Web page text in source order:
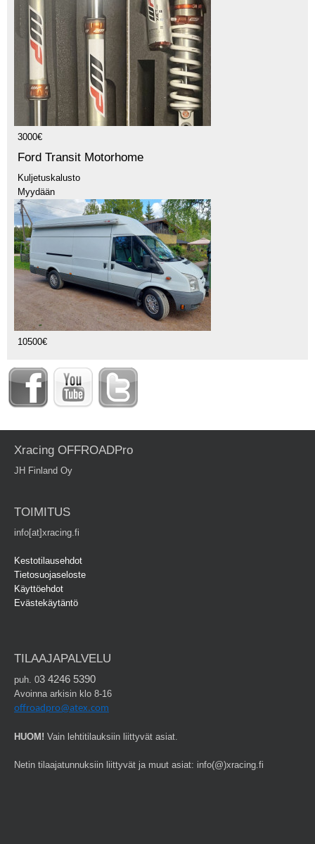
3000€
Ford Transit Motorhome
Kuljetuskalusto
Myydään
10500€
Xracing OFFROADPro
JH Finland Oy
TOIMITUS
info[at]xracing.fi
Kestotilausehdot
Tietosuojaseloste
Käyttöehdot
Evästekäytäntö
TILAAJAPALVELU
puh. 03 4246 5390
Avoinna arkisin klo 8-16
offroadpro@atex.com
HUOM! Vain lehtitilauksiin liittyvät asiat.
Netin tilaajatunnuksiin liittyvät ja muut asiat: info(@)xracing.fi